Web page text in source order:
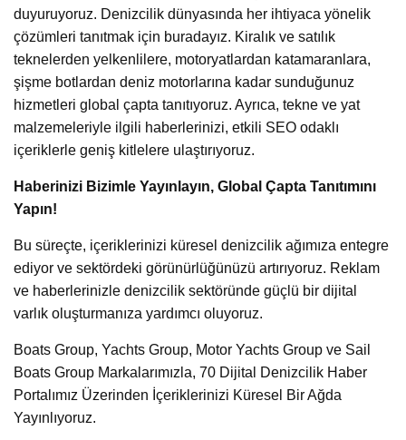
duyuruyoruz. Denizcilik dünyasında her ihtiyaca yönelik
çözümleri tanıtmak için buradayız. Kiralık ve satılık
teknelerden yelkenlilere, motoryatlardan katamaranlara,
şişme botlardan deniz motorlarına kadar sunduğunuz
hizmetleri global çapta tanıtıyoruz. Ayrıca, tekne ve yat
malzemeleriyle ilgili haberlerinizi, etkili SEO odaklı
içeriklerle geniş kitlelere ulaştırıyoruz.
Haberinizi Bizimle Yayınlayın, Global Çapta Tanıtımını
Yapın!
Bu süreçte, içeriklerinizi küresel denizcilik ağımıza entegre
ediyor ve sektördeki görünürlüğünüzü artırıyoruz. Reklam
ve haberlerinizle denizcilik sektöründe güçlü bir dijital
varlık oluşturmanıza yardımcı oluyoruz.
Boats Group, Yachts Group, Motor Yachts Group ve Sail
Boats Group Markalarımızla, 70 Dijital Denizcilik Haber
Portalımız Üzerinden İçeriklerinizi Küresel Bir Ağda
Yayınlıyoruz.